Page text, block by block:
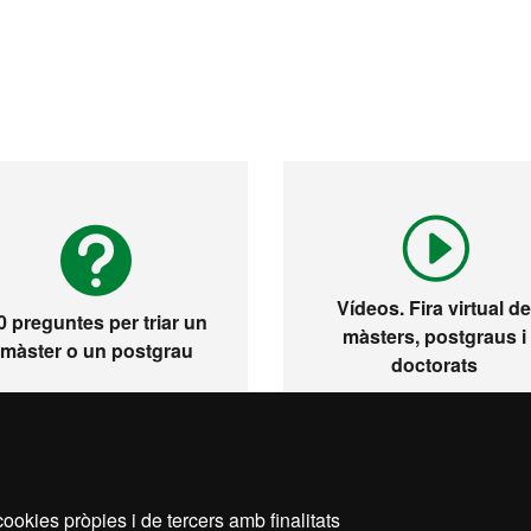
pròpies i de tercers amb finalitats
preguntes per triar un
màster o un postgrau
Vídeos. Fira virtual de
màsters, postgraus i
doctorats